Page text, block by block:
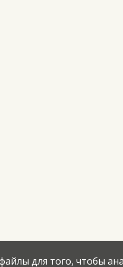
для того, чтобы